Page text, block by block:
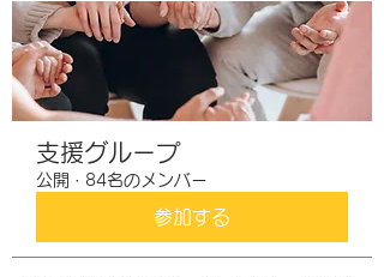
支援グループ
公開 · 84名のメンバー
参加する